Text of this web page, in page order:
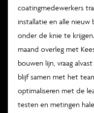
coatingmedewerkers
installatie en alle nieuw
onder de knie te
maand overleg met
bouwen lijn, vraag
blijf samen met het
optimaliseren met de
testen en metingen